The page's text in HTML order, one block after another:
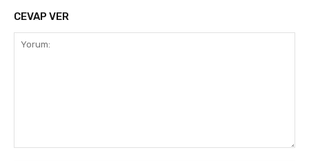
CEVAP VER